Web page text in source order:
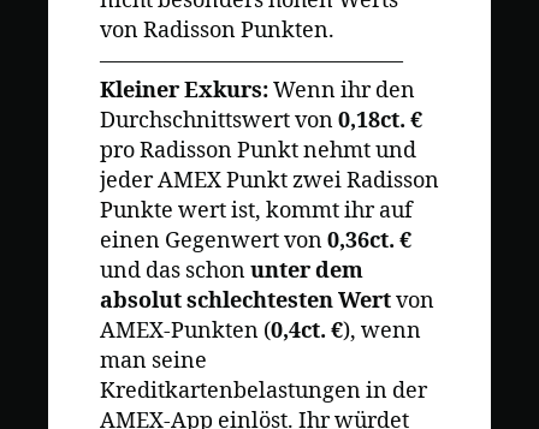
von Radisson Punkten.
——————————————
Kleiner Exkurs:Wenn ihr den
Durchschnittswert von0,18ct. €
pro Radisson Punkt nehmt und
jeder AMEX Punkt zwei Radisson
Punkte wert ist, kommt ihr auf
einen Gegenwert von0,36ct. €
und das schonunter dem
absolut schlechtesten Wertvon
AMEX-Punkten (0,4ct. €), wenn
man seine
Kreditkartenbelastungen in der
AMEX-App einlöst. Ihr würdet